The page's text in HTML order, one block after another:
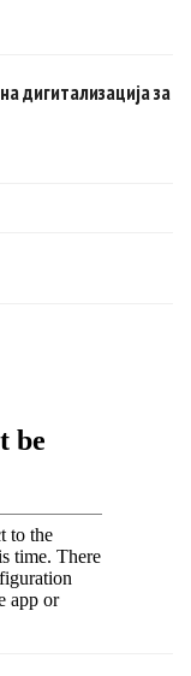
дигитализација за